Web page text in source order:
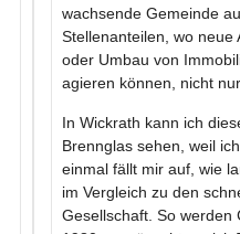
wachsende Gemeinde
Stellenanteilen, wo neue
oder Umbau von
agieren können, nicht
In Wickrath kann ich
Brennglas sehen, weil
einmal fällt mir auf, wie
im Vergleich zu den
Gesellschaft. So werden